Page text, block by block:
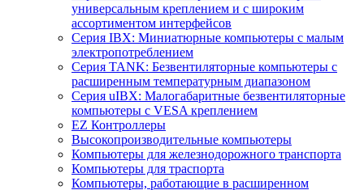
универсальным креплением и с широким
ассортиментом интерфейсов
Серия IBX: Миниатюрные компьютеры с малым
электропотреблением
Серия TANK: Безвентиляторные компьютеры с
расширенным температурным диапазоном
Серия uIBX: Малогабаритные безвентиляторные
компьютеры с VESA креплением
EZ Контроллеры
Высокопроизводительные компьютеры
Компьютеры для железнодорожного транспорта
Компьютеры для траспорта
Компьютеры, работающие в расширенном